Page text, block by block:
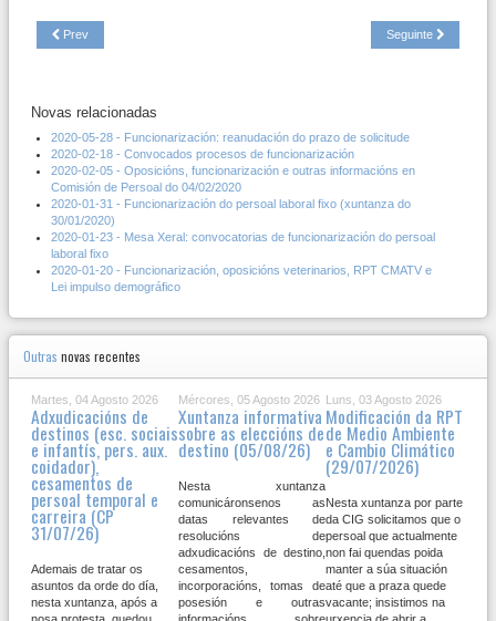
Prev Seguinte
Novas relacionadas
2020-05-28 - Funcionarización: reanudación do prazo de solicitude
2020-02-18 - Convocados procesos de funcionarización
2020-02-05 - Oposicións, funcionarización e outras informacións en
Comisión de Persoal do 04/02/2020
2020-01-31 - Funcionarización do persoal laboral fixo (xuntanza do
30/01/2020)
2020-01-23 - Mesa Xeral: convocatorias de funcionarización do persoal
laboral fixo
2020-01-20 - Funcionarización, oposicións veterinarios, RPT CMATV e
Lei impulso demográfico
Outras novas recentes
Martes, 04 Agosto 2026
Adxudicacións de
destinos (esc. sociais
e infantís, pers. aux.
coidador),
cesamentos de
persoal temporal e
carreira (CP
31/07/26)
Ademais de tratar os
asuntos da orde do día,
nesta xuntanza, após a
Mércores, 05 Agosto 2026
Xuntanza informativa
sobre as eleccións de
destino (05/08/26)
Nesta xuntanza
comunicáronsenos as
datas relevantes de
resolucións de
adxudicacións de destino,
cesamentos,
incorporacións, tomas de
posesión e outras
Luns, 03 Agosto 2026
Modificación da RPT
de Medio Ambiente
e Cambio Climático
(29/07/2026)
Nesta xuntanza por parte
da CIG solicitamos que o
persoal que actualmente
non fai quendas poida
manter a súa situación
até que a praza quede
vacante; insistimos na